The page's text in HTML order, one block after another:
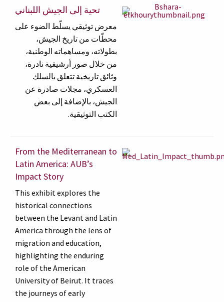
تحية إلى الجيش اللبناني
معرض توثيقي يسلّط الضوء على
محطّات من تاريخ الجيش،
بطولاته، ومساهماته الوطنية،
من خلال صور أرشيفية نادرة،
وثائق تاريخية تتعلق بالسلك
العسكري، مجلات صادرة عن
الجيش، بالإضافة إلى بعض
الكتب التوثيقية.
From the Mediterranean to
Latin America: AUB’s
Impact Story
This exhibit explores the
historical connections
between the Levant and Latin
America through the lens of
migration and education,
highlighting the enduring
role of the American
University of Beirut. It traces
the journeys of early